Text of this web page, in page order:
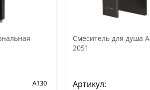
A130
Смеситель для душа
2051
Артикул: